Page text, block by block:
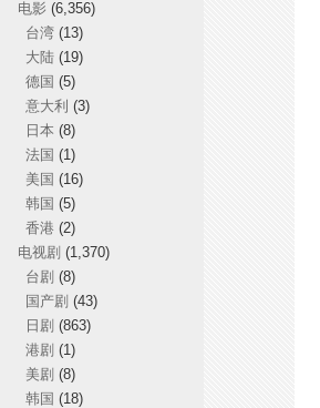
电影 (6,356)
台湾(13)
大陆(19)
德国 (5)
意大利 (3)
日本 (8)
法国 (1)
美国 (16)
韩国 (5)
香港 (2)
电视剧 (1,370)
台剧 (8)
国产剧 (43)
日剧 (863)
港剧 (1)
美剧 (8)
韩国 (18)